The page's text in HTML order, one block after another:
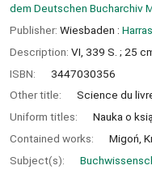
dem Deutschen Bucharchiv
Publisher: Wiesbaden :
Description: VI, 339 S. ; 25
ISBN:
3447030356
Other title:
Science du
Uniform titles:
Nauka o
Contained works:
Migoń,
Subject(s):